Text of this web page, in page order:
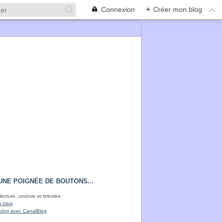
Connexion + Créer mon blog
POIGNÉE DE BOUTONS...
couture et bricoles
blog
avec CanalBlog